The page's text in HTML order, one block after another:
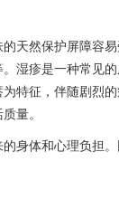
天然保护屏障容
湿疹是一种常见
特征，伴随剧烈
量。
身体和心理负担